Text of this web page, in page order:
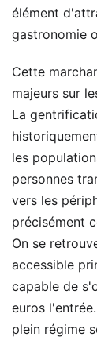
élément
gastronomie
Cette
majeurs sur
La
les
personnes
vers les
précisément
On se
accessible
capable de
euros
plein régime